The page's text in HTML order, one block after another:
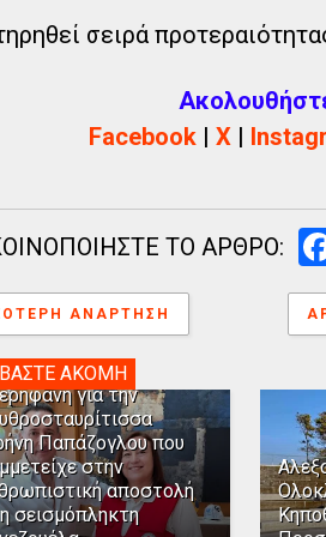
σειρά
Facebook| X|
ΤΟ ΑΡΘΡΟ:
ΑΝΆΡΤΗΣΗ
ΑΚΟΜΗ
για την
Παπάζογλου που
στην
αποστολή
σεισμόπληκτη